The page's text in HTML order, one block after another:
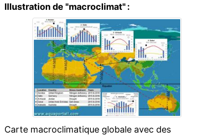
Illustration de "macroclimat" :
Carte macroclimatique globale avec des